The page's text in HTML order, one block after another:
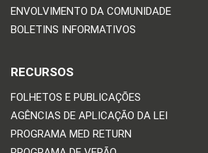
ENVOLVIMENTO DA COMUNIDADE
BOLETINS INFORMATIVOS
RECURSOS
FOLHETOS E PUBLICAÇÕES
AGÊNCIAS DE APLICAÇÃO DA LEI
PROGRAMA MED RETURN